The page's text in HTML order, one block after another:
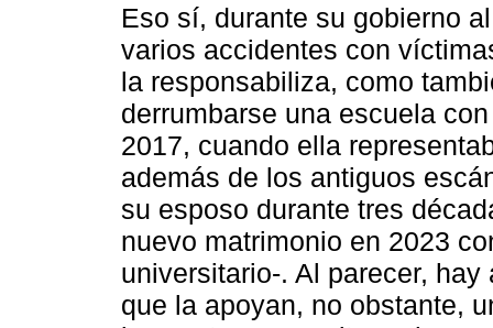
Eso sí, durante su gobierno
varios accidentes con
la responsabiliza, como
derrumbarse una escuela
2017, cuando ella
además de los antiguos
su esposo durante tres
nuevo matrimonio en 2023
universitario-. Al parecer,
que la apoyan, no obstante,